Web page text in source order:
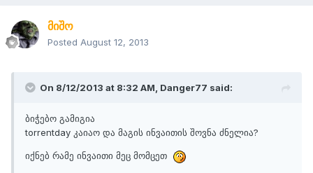
მიშო
Posted August 12, 2013
On 8/12/2013 at 8:32 AM, Danger77 said:
ბიჭებო გამიგია
torrentday კაიაო და მაგის ინვაითის შოვნა ძნელია?
იქნებ რამე ინვაითი მეც მომცეთ